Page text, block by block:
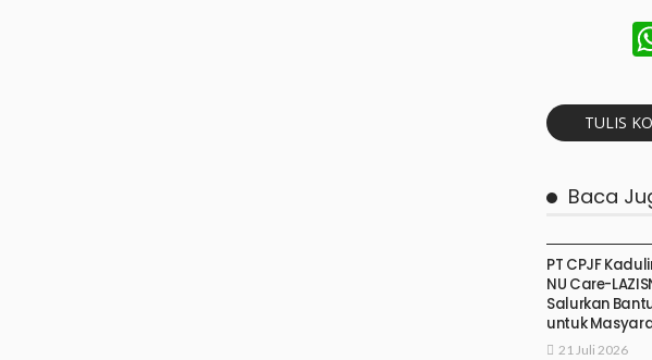
TULIS
Baca
PT CPJF
NU Care-
Salurkan
untuk
21 Juli 2026